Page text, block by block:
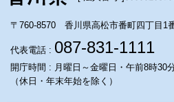
〒760-8570 香川県高松市番町四丁目1
代表電話 : 087-831-1111
開庁時間 : 月曜日～金曜日・午前8時30
（休日・年末年始を除く）